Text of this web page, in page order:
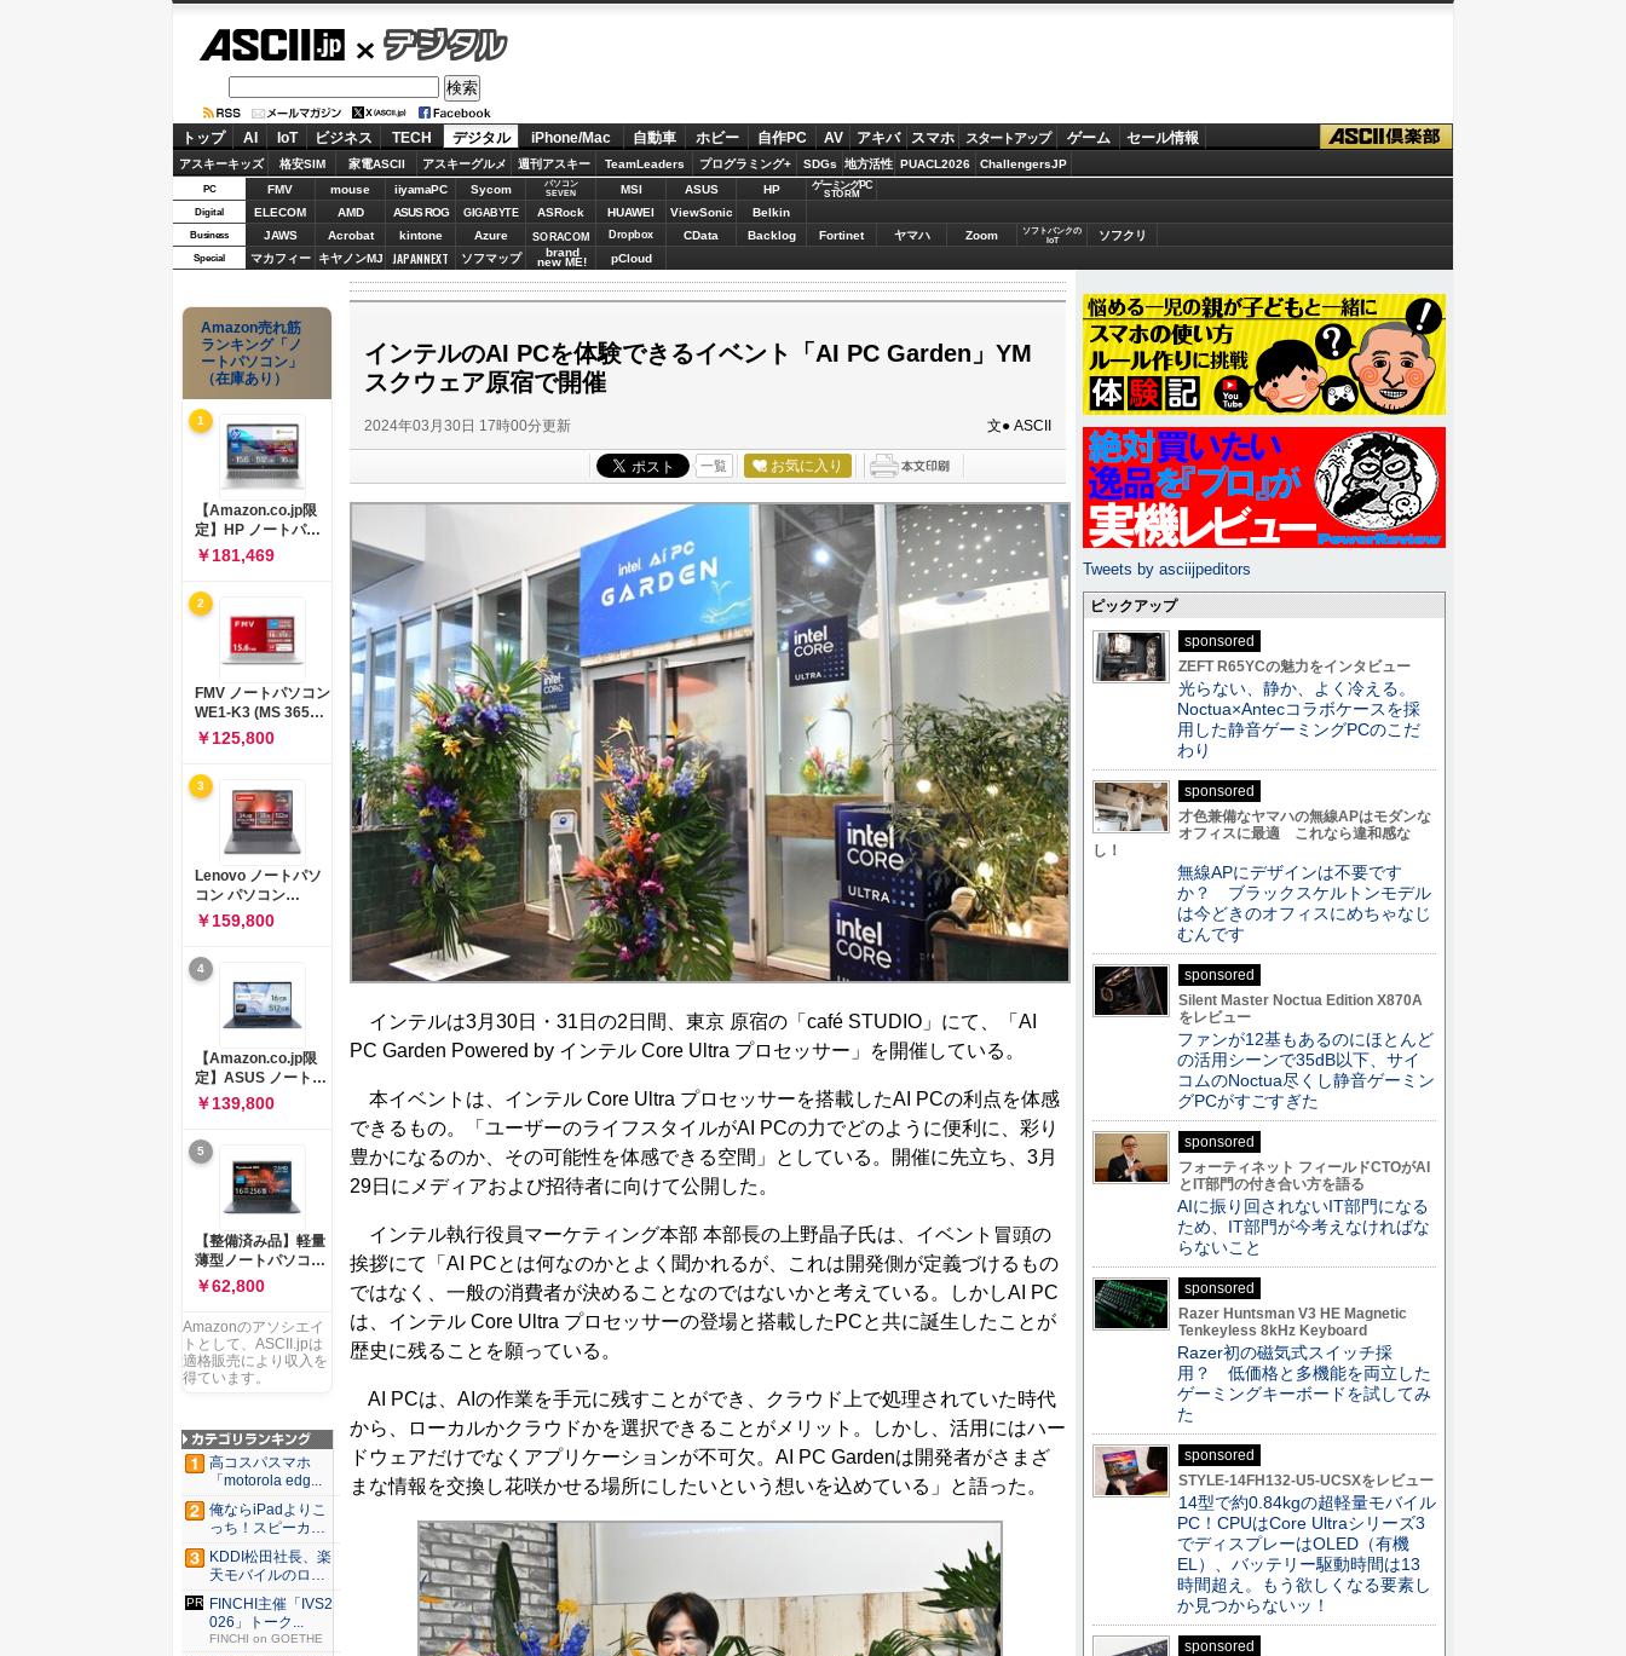
デジタル
トップ AI IoT ビジネス TECH デジタル iPhone/Mac 自動車 ホビー 自作PC AV アキバ スマホ スタートアップ ゲーム セール情報
アスキーキッズ 格安SIM 家電ASCII アスキーグルメ 週刊アスキー TeamLeaders プログラミング+ SDGs 地方活性 PUACL2026 ChallengersJP
PC FMV mouse iiyamaPC Sycom
パソコン
SEVEN
MSI ASUS HP ゲーミングPC
STORM
Digital ELECOM AMD ASUS ROG GIGABYTE ASRock HUAWEI ViewSonic Belkin
Business JAWS Acrobat kintone Azure SORACOM Dropbox CData Backlog Fortinet ヤマハ Zoom
ソフトバンクの
IoT
ソフクリ
Special マカフィー キヤノンMJ JAPANNEXT ソフマップ brand
new ME! pCloud
インテルのAI PCを体験できるイベント「AI PC Garden」YM
スクウェア原宿で開催
2024年03月30日 17時00分更新 文● ASCII
一覧 お気に入り
インテルは3月30日・31日の2日間、東京 原宿の「café STUDIO」にて、「AI
PC Garden Powered by インテル Core Ultra プロセッサー」を開催している。
本イベントは、インテル Core Ultra プロセッサーを搭載したAI PCの利点を体感
できるもの。「ユーザーのライフスタイルがAI PCの力でどのように便利に、彩り
豊かになるのか、その可能性を体感できる空間」としている。開催に先立ち、3月
29日にメディアおよび招待者に向けて公開した。
インテル執行役員マーケティング本部 本部長の上野晶子氏は、イベント冒頭の
挨拶にて「AI PCとは何なのかとよく聞かれるが、これは開発側が定義づけるもの
ではなく、一般の消費者が決めることなのではないかと考えている。しかしAI PC
は、インテル Core Ultra プロセッサーの登場と搭載したPCと共に誕生したことが
歴史に残ることを願っている。
AI PCは、AIの作業を手元に残すことができ、クラウド上で処理されていた時代
から、ローカルかクラウドかを選択できることがメリット。しかし、活用にはハー
ドウェアだけでなくアプリケーションが不可欠。AI PC Gardenは開発者がさまざ
まな情報を交換し花咲かせる場所にしたいという想いを込めている」と語った。
Amazon売れ筋
ランキング「ノ
ートパソコン」
（在庫あり）
1
【Amazon.co.jp限
定】HP ノートパソ
コン 15-fd 15.6イン
チ インテル Core 5
120U メモリ16GB
SSD512GB
Windows 11
Microsoft Office
2024搭載 WPS
Office搭載 カメラシ
ャッター 指紋認証 薄
型 Copilotキー搭載
ナチュラルシルバー
￥181,469
2
FMV ノートパソコン
WE1-K3 (MS 365
Personal/Copilotキ
ー搭載/Win 11/15.6
型/Core
i5/16GB/SSD
512GB/ホワイト)
FMVWK3E15W_AZ
￥125,800
3
Lenovo ノートパソ
コン パソコン
IdeaPad Slim 3 14.0
インチ AMD
Ryzen™ 5 8640HS
メモリ16GB
SSD512GB
Microsoft 365 試用
版 Windows11 バッ
テリー駆動12.6時間
重量1.39kg ルナグレ
ー 83K9003JJP ノー
トPC
￥159,800
4
【Amazon.co.jp限
定】ASUS ノートパ
ソコン Vivobook 15
M1502NAQ 15.6イ
ンチ AMD Ryzen 7
170 メモリ16GB
SSD 512GB
Microsoft 365
Personal (24か月版)
搭載 Windows 11 重
量1.7kg Wi-Fi 6E ク
ワイエットブルー
M1502NAQ-
￥139,800
5
【整備済み品】軽量
薄型ノートパソコン
dynabook G83 ■
13.3型
FHD(1920x1080) -
高性能第11世代Core
i5-1135G7 - メモリ
16GB - SSD 256GB
USB Type-C - MS
Office 2021 - Win11
搭載
￥62,800
Amazonのアソシエイ
トとして、ASCII.jpは
適格販売により収入を
得ています。
高コスパスマホ
「motorola edg...
俺ならiPadよりこ
っち！スピーカー
9個...
KDDI松田社長、楽
天モバイルのロー
ミン...
FINCHI主催「IVS2
026」トーク...
FINCHI on GOETHE
Tweets by asciijpeditors
ピックアップ
sponsored
ZEFT R65YCの魅力をインタビュー
光らない、静か、よく冷える。
Noctua×Antecコラボケースを採
用した静音ゲーミングPCのこだ
わり
sponsored
才色兼備なヤマハの無線APはモダンな
オフィスに最適 これなら違和感な
し！
無線APにデザインは不要です
か？ ブラックスケルトンモデル
は今どきのオフィスにめちゃなじ
むんです
sponsored
Silent Master Noctua Edition X870A
をレビュー
ファンが12基もあるのにほとんど
の活用シーンで35dB以下、サイ
コムのNoctua尽くし静音ゲーミン
グPCがすごすぎた
sponsored
フォーティネット フィールドCTOがAI
とIT部門の付き合い方を語る
AIに振り回されないIT部門になる
ため、IT部門が今考えなければな
らないこと
sponsored
Razer Huntsman V3 HE Magnetic
Tenkeyless 8kHz Keyboard
Razer初の磁気式スイッチ採
用？ 低価格と多機能を両立した
ゲーミングキーボードを試してみ
た
sponsored
STYLE-14FH132-U5-UCSXをレビュー
14型で約0.84kgの超軽量モバイル
PC！CPUはCore Ultraシリーズ3
でディスプレーはOLED（有機
EL）、バッテリー駆動時間は13
時間超え。もう欲しくなる要素し
か見つからないッ！
sponsored